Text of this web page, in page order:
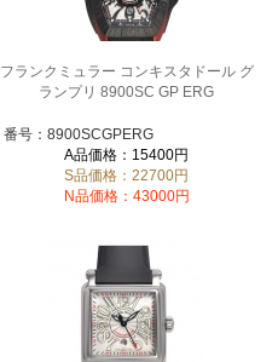
フランクミュラー コンキスタドール グ
ランプリ 8900SC GP ERG
番号：8900SCGPERG
A品価格：15400円
S品価格：22700円
N品価格：43000円